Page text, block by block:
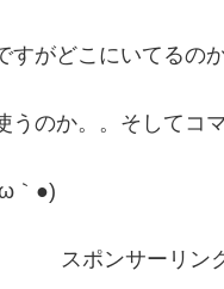
がどこにいてるの
うのか。。そしてコ
｀●)
スポンサーリン